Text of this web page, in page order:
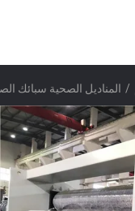
/ المناديل الصحية سبائك